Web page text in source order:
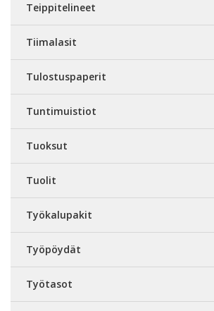
Teippitelineet
Tiimalasit
Tulostuspaperit
Tuntimuistiot
Tuoksut
Tuolit
Työkalupakit
Työpöydät
Työtasot